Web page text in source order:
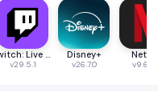
Twitch: Live Streaming
v29.5.1
Disney+
v26.7.0 v9.63.1